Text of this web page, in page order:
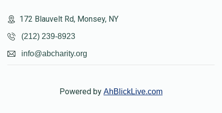
172 Blauvelt Rd, Monsey, NY
(212) 239-8923
info@abcharity.org
Powered by AhBlickLive.com